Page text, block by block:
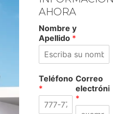
AHORA
Nombre y
Apellido *
Teléfono
*
Correo
electrónico
*